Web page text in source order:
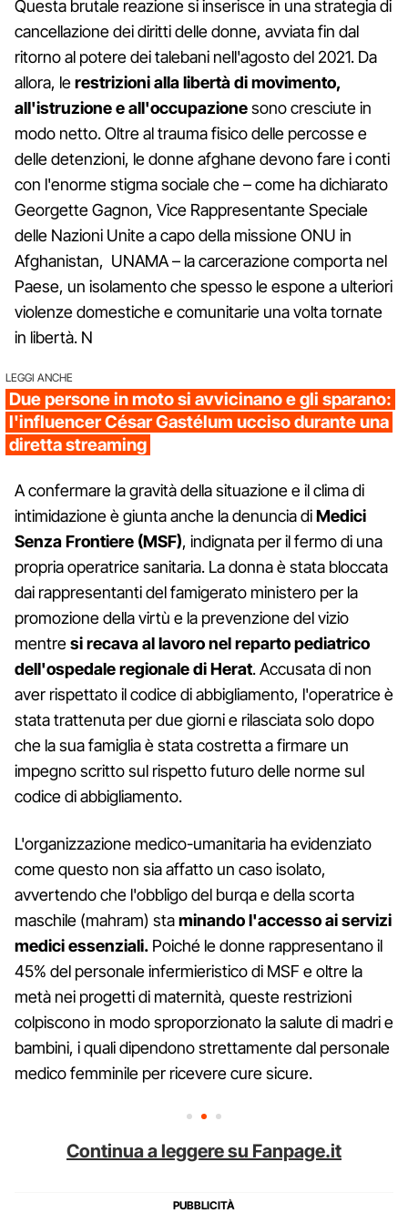
Questa brutale reazione si inserisce in una strategia di
cancellazione dei diritti delle donne, avviata fin dal
ritorno al potere dei talebani nell'agosto del 2021. Da
allora, lerestrizioni alla libertà di movimento,
all'istruzione e all'occupazionesono cresciute in
modo netto. Oltre al trauma fisico delle percosse e
delle detenzioni, le donne afghane devono fare i conti
con l'enorme stigma sociale che – come ha dichiarato
Georgette Gagnon, Vice Rappresentante Speciale
delle Nazioni Unite a capo della missione ONU in
Afghanistan, UNAMA – la carcerazione comporta nel
Paese, un isolamento che spesso le espone a ulteriori
violenze domestiche e comunitarie una volta tornate
in libertà. N
LEGGI ANCHE
Due persone in moto si avvicinano e gli sparano:
l'influencer César Gastélum ucciso durante una
diretta streaming
A confermare la gravità della situazione e il clima di
intimidazione è giunta anche la denuncia diMedici
Senza Frontiere (MSF), indignata per il fermo di una
propria operatrice sanitaria. La donna è stata bloccata
dai rappresentanti del famigerato ministero per la
promozione della virtù e la prevenzione del vizio
mentresi recava al lavoro nel reparto pediatrico
dell'ospedale regionale di Herat. Accusata di non
aver rispettato il codice di abbigliamento, l'operatrice è
stata trattenuta per due giorni e rilasciata solo dopo
che la sua famiglia è stata costretta a firmare un
impegno scritto sul rispetto futuro delle norme sul
codice di abbigliamento.
L'organizzazione medico-umanitaria ha evidenziato
come questo non sia affatto un caso isolato,
avvertendo che l'obbligo del burqa e della scorta
maschile (mahram) staminando l'accesso ai servizi
medici essenziali. Poiché le donne rappresentano il
45% del personale infermieristico di MSF e oltre la
metà nei progetti di maternità, queste restrizioni
colpiscono in modo sproporzionato la salute di madri e
bambini, i quali dipendono strettamente dal personale
medico femminile per ricevere cure sicure.
Continua a leggere su Fanpage.it